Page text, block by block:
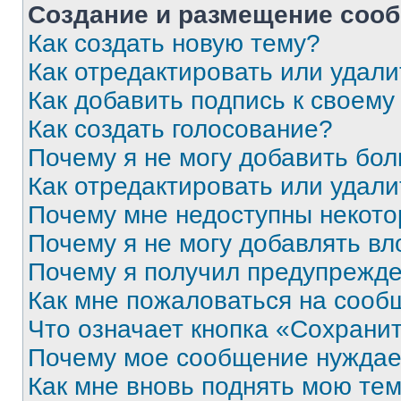
Создание и размещение
Как создать новую тему?
Как отредактировать или
Как добавить подпись к
Как создать голосование?
Почему я не могу добавить
Как отредактировать или
Почему мне недоступны
Почему я не могу добавлять
Почему я получил
Как мне пожаловаться на
Что означает кнопка
Почему мое сообщение
Как мне вновь поднять мою